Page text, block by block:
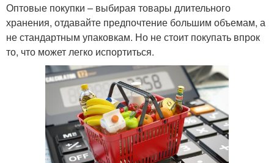
Оптовые покупки – выбирая товары длительного
хранения, отдавайте предпочтение большим объемам, а
не стандартным упаковкам. Но не стоит покупать впрок
то, что может легко испортиться.